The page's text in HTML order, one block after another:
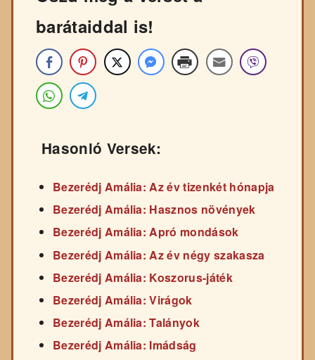
barátaiddal is!
Hasonló Versek:
Bezerédj Amália: Az év tizenkét hónapja
Bezerédj Amália: Hasznos növények
Bezerédj Amália: Apró mondások
Bezerédj Amália: Az év négy szakasza
Bezerédj Amália: Koszorus-játék
Bezerédj Amália: Virágok
Bezerédj Amália: Talányok
Bezerédj Amália: Imádság